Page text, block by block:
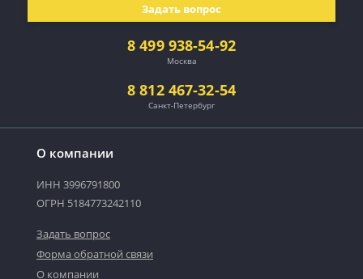
О компании
ИНН 3996791800
ОГРН 5184773242110
Задать вопрос
Форма обратной связи
О компании
8 499 938-54-92
Москва
8 812 467-32-54
Санкт-Петербург
Задать вопрос